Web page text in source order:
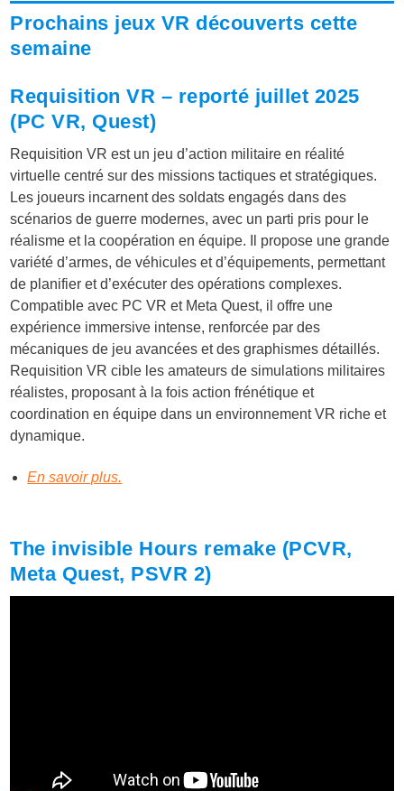
Prochains jeux VR découverts cette
semaine
Requisition VR – reporté juillet 2025
(PC VR, Quest)
Requisition VR est un jeu d’action militaire en réalité
virtuelle centré sur des missions tactiques et stratégiques.
Les joueurs incarnent des soldats engagés dans des
scénarios de guerre modernes, avec un parti pris pour le
réalisme et la coopération en équipe. Il propose une grande
variété d’armes, de véhicules et d’équipements, permettant
de planifier et d’exécuter des opérations complexes.
Compatible avec PC VR et Meta Quest, il offre une
expérience immersive intense, renforcée par des
mécaniques de jeu avancées et des graphismes détaillés.
Requisition VR cible les amateurs de simulations militaires
réalistes, proposant à la fois action frénétique et
coordination en équipe dans un environnement VR riche et
dynamique.
En savoir plus.
The invisible Hours remake (PCVR,
Meta Quest, PSVR 2)